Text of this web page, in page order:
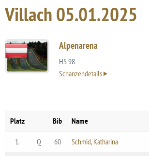
Villach05.01.2025
Alpenarena
HS 98
Schanzendetails
Platz Bib Name
1. Q 60 Schmid, Katharina